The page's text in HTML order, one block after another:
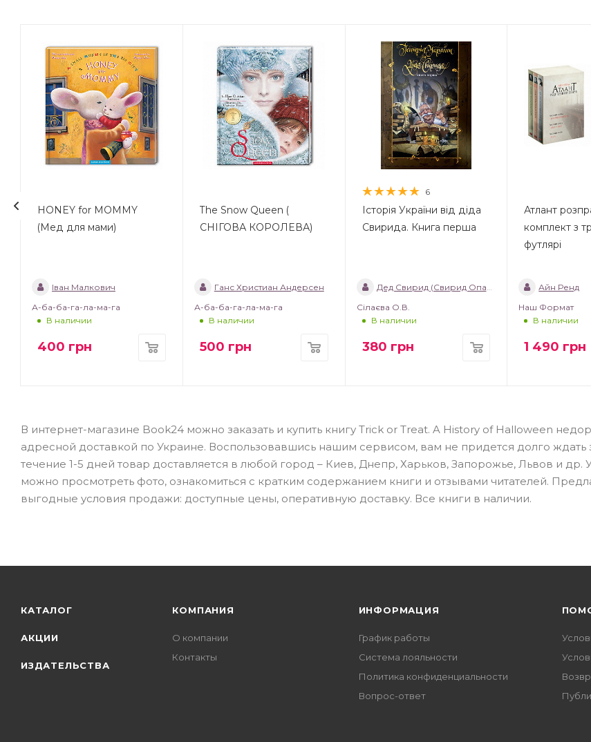
HONEY for MOMMY
(Мед для мами)
Іван Малкович
А-ба-ба-га-ла-ма-га
В наличии
400 грн
The Snow Queen (
CНІГОВА КОРОЛЕВА)
Ганс Христиан Андерсен
А-ба-ба-га-ла-ма-га
В наличии
500 грн
6
Історія України від діда
Свирида. Книга перша
Дед Свирид (Свирид Опанасович)
Сілаєва О.В.
В наличии
380 грн
Атлант
комплект з
футлярі
Айн Ренд
Наш Формат
В наличии
1 490 грн
В интернет-магазине Book24 можно заказать и купить книгу Trick or Treat. A History of Halloween
адресной доставкой по Украине. Воспользовавшись нашим сервисом, вам не придется долго ждать
течение 1-5 дней товар доставляется в любой город – Киев, Днепр, Харьков, Запорожье, Львов и др.
можно просмотреть фото, ознакомиться с кратким содержанием книги и отзывами читателей.
выгодные условия продажи: доступные цены, оперативную доставку. Все книги в наличии.
КАТАЛОГ
АКЦИИ
ИЗДАТЕЛЬСТВА
КОМПАНИЯ
О компании
Контакты
ИНФОРМАЦИЯ
График работы
Система лояльности
Политика конфиденциальности
Вопрос-ответ